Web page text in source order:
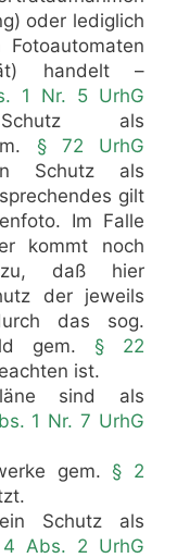
oder lediglich
handelt –
1 Nr. 5 UrhG
Schutz als
§ 72 UrhG
Schutz als
gilt
Im Falle
kommt noch
daß hier
der jeweils
das sog.
gem. § 22
ist.
sind als
1 Nr. 7 UrhG
gem. § 2
Schutz als
Abs. 2 UrhG